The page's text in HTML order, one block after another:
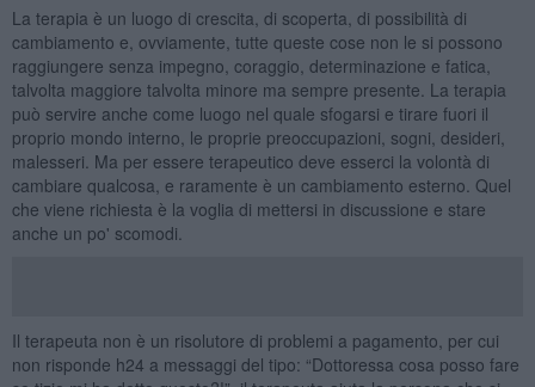
La terapia è un luogo di crescita, di scoperta, di possibilità di
cambiamento e, ovviamente, tutte queste cose non le si possono
raggiungere senza impegno, coraggio, determinazione e fatica,
talvolta maggiore talvolta minore ma sempre presente. La terapia
può servire anche come luogo nel quale sfogarsi e tirare fuori il
proprio mondo interno, le proprie preoccupazioni, sogni, desideri,
malesseri. Ma per essere terapeutico deve esserci la volontà di
cambiare qualcosa, e raramente è un cambiamento esterno. Quel
che viene richiesta è la voglia di mettersi in discussione e stare
anche un po' scomodi.
Il terapeuta non è un risolutore di problemi a pagamento, per cui
non risponde h24 a messaggi del tipo: “Dottoressa cosa posso fare